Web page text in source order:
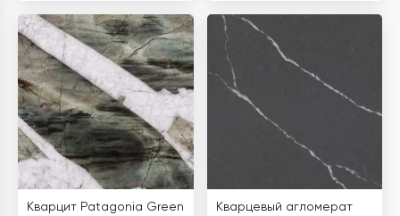
Кварцит Patagonia Green
Кварцевый агломерат